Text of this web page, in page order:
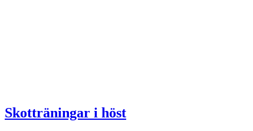
Skotträningar i höst